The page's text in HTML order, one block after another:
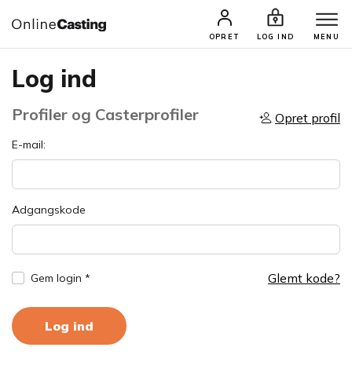
OPRET LOG IND MENU
Log ind
Profiler og Casterprofiler Opret profil
E-mail:
Adgangskode
Gem login * Glemt kode?
Log ind